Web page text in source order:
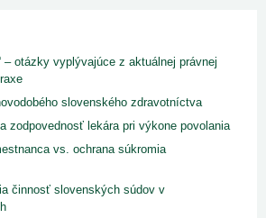
– otázky vyplývajúce z aktuálnej právnej
slovenského zdravotníctva
zodpovednosť lekára pri výkone povolania
vs. ochrana súkromia
činnosť slovenských súdov v